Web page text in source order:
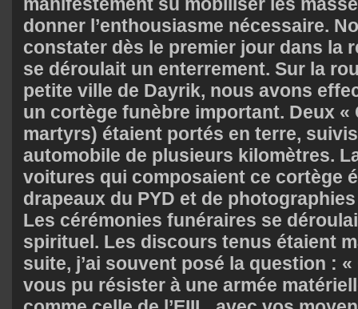
donner l’enthousiasme nécessaire.
constater dès le premier jour dans la
se déroulait un enterrement. Sur la
petite ville de Dayrik, nous avons
un cortège funèbre important. Deux «
martyrs) étaient portés en terre,
automobile de plusieurs kilomètres.
voitures qui composaient ce cortège
drapeaux du PYD et de
Les cérémonies funéraires se
spirituel. Les discours tenus étaient
suite, j’ai souvent posé la question :
vous pu résister à une armée